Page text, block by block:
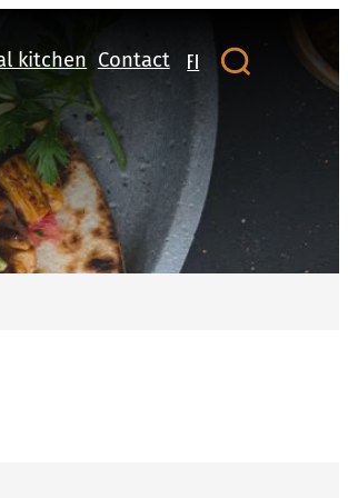
kitchen Contact FI